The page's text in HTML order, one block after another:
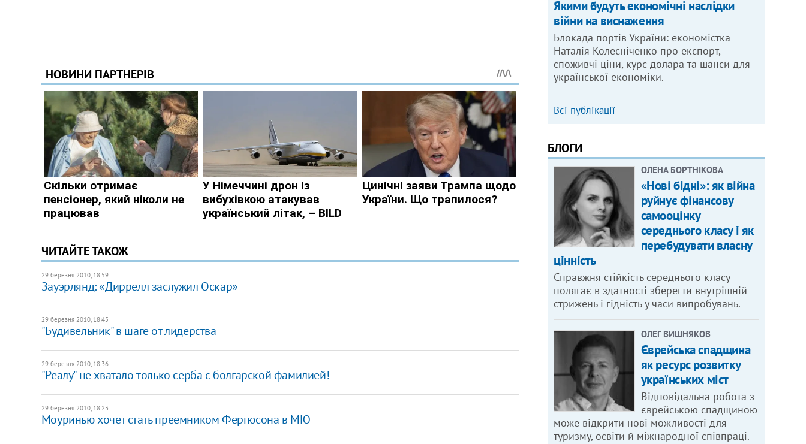
ЧИТАЙТЕ ТАКОЖ
29 березня 2010, 18:59
Зауэрлянд: «Диррелл заслужил Оскар»
29 березня 2010, 18:45
"Будивельник" в шаге от лидерства
29 березня 2010, 18:36
"Реалу" не хватало только серба с болгарской фамилией!
29 березня 2010, 18:23
Моуринью хочет стать преемником Фергюсона в МЮ
Якими будуть економічні наслідки
війни на виснаження
Блокада портів України: економістка
Наталія Колесніченко про експорт,
споживчі ціни, курс долара та шанси для
української економіки.
Всі публікації
БЛОГИ
ОЛЕНА БОРТНІКОВА
«Нові бідні»: як війна
руйнує фінансову
самооцінку
середнього класу і як
перебудувати власну
цінність
Справжня стійкість середнього класу
полягає в здатності зберегти внутрішній
стрижень і гідність у часи випробувань.
ОЛЕГ ВИШНЯКОВ
Єврейська спадщина
як ресурс розвитку
українських міст
Відповідальна робота з
єврейською спадщиною
може відкрити нові можливості для
туризму, освіти й міжнародної співпраці.